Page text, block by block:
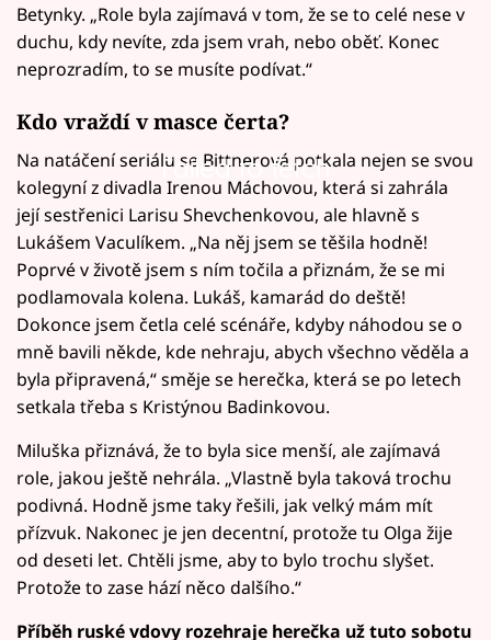
Betynky. „Role byla zajímavá v tom, že se to celé nese v
duchu, kdy nevíte, zda jsem vrah, nebo oběť. Konec
neprozradím, to se musíte podívat.“
Kdo vraždí v masce čerta?
Failed to fetch
Na natáčení seriálu se Bittnerová potkala nejen se svou
kolegyní z divadla Irenou Máchovou, která si zahrála
její sestřenici Larisu Shevchenkovou, ale hlavně s
Lukášem Vaculíkem. „Na něj jsem se těšila hodně!
Poprvé v životě jsem s ním točila a přiznám, že se mi
podlamovala kolena. Lukáš, kamarád do deště!
Dokonce jsem četla celé scénáře, kdyby náhodou se o
mně bavili někde, kde nehraju, abych všechno věděla a
byla připravená,“ směje se herečka, která se po letech
setkala třeba s Kristýnou Badinkovou.
Miluška přiznává, že to byla sice menší, ale zajímavá
role, jakou ještě nehrála. „Vlastně byla taková trochu
podivná. Hodně jsme taky řešili, jak velký mám mít
přízvuk. Nakonec je jen decentní, protože tu Olga žije
od deseti let. Chtěli jsme, aby to bylo trochu slyšet.
Protože to zase hází něco dalšího.“
Příběh ruské vdovy rozehraje herečka už tuto sobotu